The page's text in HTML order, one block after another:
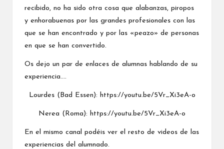
recibido, no ha sido otra cosa que alabanzas, piropos
y enhorabuenas por las grandes profesionales con las
que se han encontrado y por las «peazo» de personas
en que se han convertido.
Os dejo un par de enlaces de alumnas hablando de su
experiencia….
Lourdes (Bad Essen): https://youtu.be/5Vr_Xi3eA-o
Nerea (Roma): https://youtu.be/5Vr_Xi3eA-o
En el mismo canal podéis ver el resto de videos de las
experiencias del alumnado.